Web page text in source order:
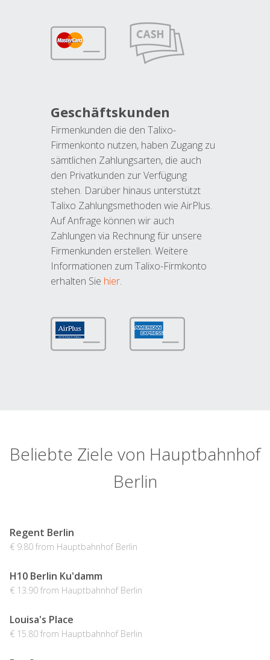
Geschäftskunden
Firmenkunden die den Talixo-
Firmenkonto nutzen, haben Zugang zu
sämtlichen Zahlungsarten, die auch
den Privatkunden zur Verfügung
stehen. Darüber hinaus unterstützt
Talixo Zahlungsmethoden wie AirPlus.
Auf Anfrage können wir auch
Zahlungen via Rechnung für unsere
Firmenkunden erstellen. Weitere
Informationen zum Talixo-Firmkonto
erhalten Sie hier.
Beliebte Ziele von Hauptbahnhof
Berlin
Regent Berlin
€ 9.80 from Hauptbahnhof Berlin
H10 Berlin Ku'damm
€ 13.90 from Hauptbahnhof Berlin
Louisa's Place
€ 15.80 from Hauptbahnhof Berlin